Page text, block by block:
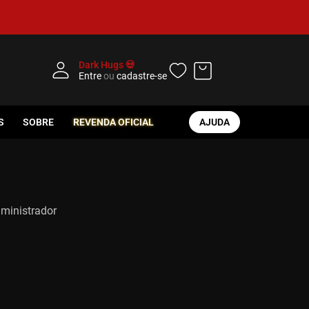
Dark Hugs 💀
Entreou cadastre-se
SOBRE REVENDA OFICIAL AJUDA